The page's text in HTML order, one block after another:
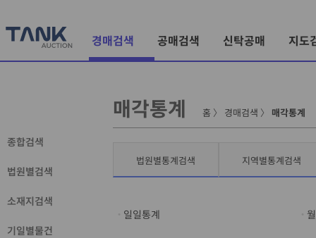
경매검색 공매검색 신탁공매 지도
종합검색
법원별검색
소재지검색
기일별물건
매각통계 홈 〉 경매검색 〉 매각통계
법원별통계검색 지역별통계검색
일일통계